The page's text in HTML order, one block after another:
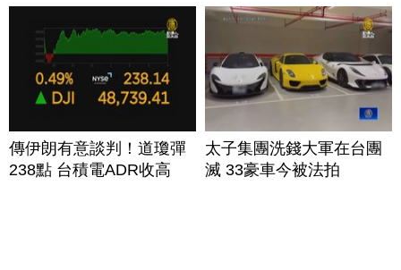
傳伊朗有意談判！道瓊彈
238點 台積電ADR收高
太子集團洗錢大軍在台團
滅 33豪車今被法拍